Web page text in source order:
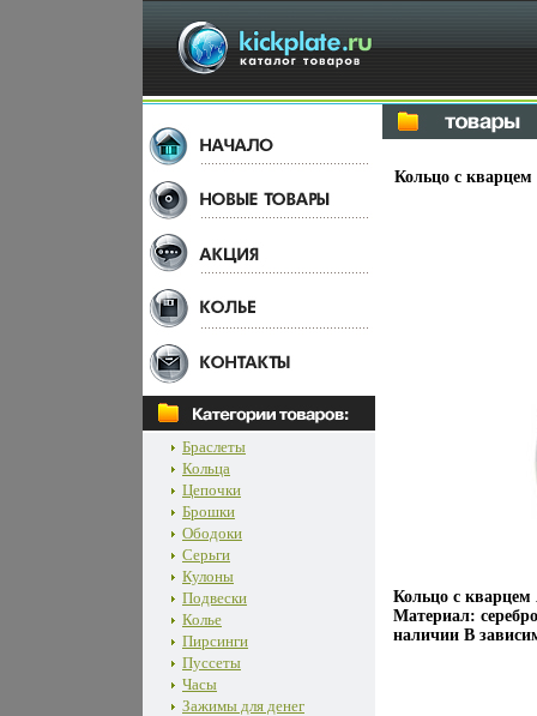
Браслеты
Кольца
Цепочки
Брошки
Ободоки
Серьги
Кулоны
Подвески
Колье
Пирсинги
Пуссеты
Часы
Зажимы для денег
Кольцо с кварцем
Кольцо с
Материал:
наличии В